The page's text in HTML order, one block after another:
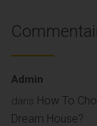
Admin
dans How To
Dream House?